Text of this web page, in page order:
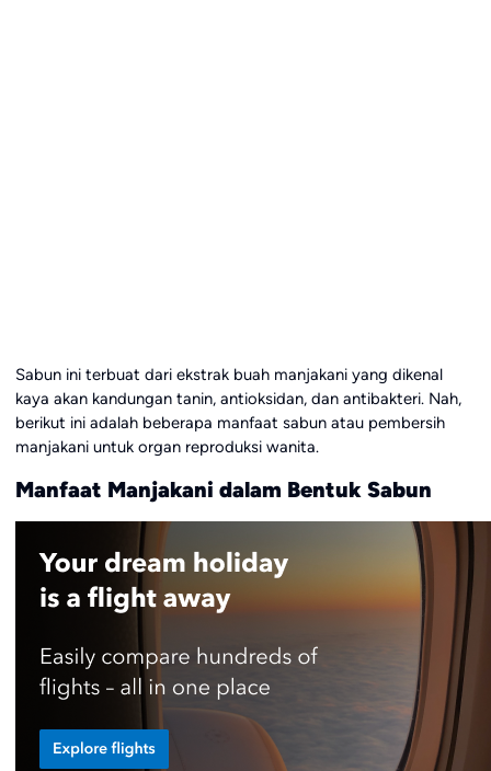
Sabun ini terbuat dari ekstrak buah manjakani yang dikenal
kaya akan kandungan tanin, antioksidan, dan antibakteri. Nah,
berikut ini adalah beberapa manfaat sabun atau pembersih
manjakani untuk organ reproduksi wanita.
Manfaat Manjakani dalam Bentuk Sabun